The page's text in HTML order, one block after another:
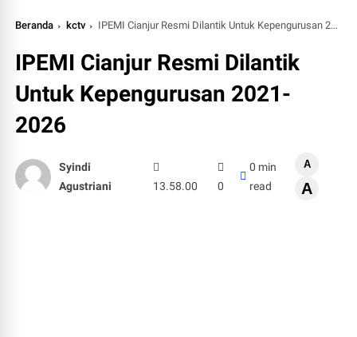
Beranda kctv IPEMI Cianjur Resmi Dilantik Untuk Kepengurusan 2021-2026
IPEMI Cianjur Resmi Dilantik
Untuk Kepengurusan 2021-
2026
Syindi
Agustriani
13.58.00 0
0 min
read
A
A